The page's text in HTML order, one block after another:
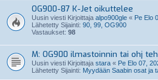
OG900-87 K-Jet oikuttelee
Uusin viesti Kirjoittaja alpo900gle « Pe Elo
Lähetetty Sijainti: 90, 99, OG900
Vastaukset: 98
M: OG900 ilmastoinnin tai ohj
Uusin viesti Kirjoittaja stara « Pe Elo 07,
Lähetetty Sijainti: Myydään Saabin osat ja